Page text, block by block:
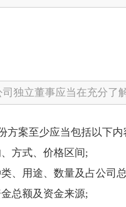
立董事应当在充分了
案至少应当包括以下内
方式、价格区间;
用途、数量及占公司
总额及资金来源;